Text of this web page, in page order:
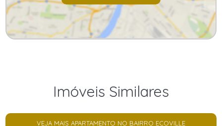
Imóveis Similares
VEJA MAIS APARTAMENTO NO BAIRRO ECOVILLE